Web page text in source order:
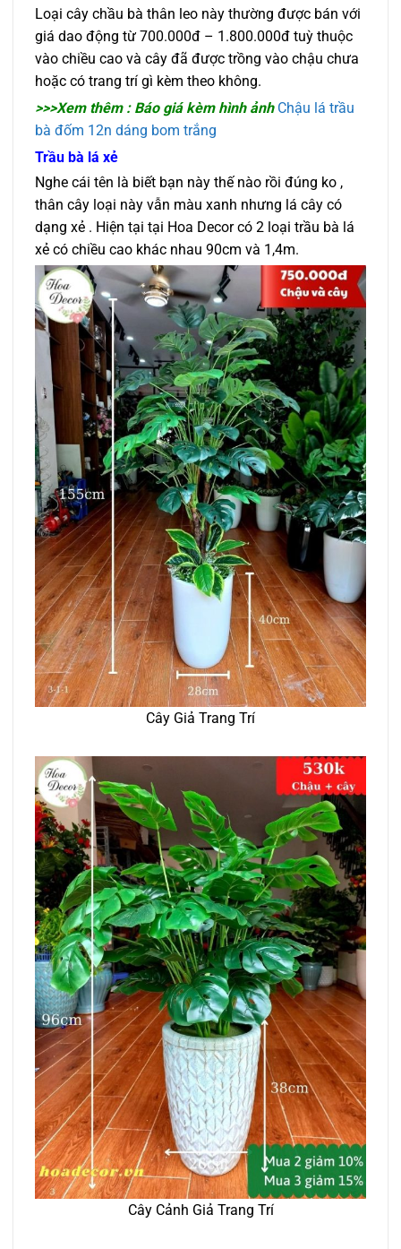
Loại cây chầu bà thân leo này thường được bán với
giá dao động từ 700.000đ – 1.800.000đ tuỳ thuộc
vào chiều cao và cây đã được trồng vào chậu chưa
hoặc có trang trí gì kèm theo không.
>>>Xem thêm : Báo giá kèm hình ảnh Chậu lá trầu
bà đốm 12n dáng bom trắng
Trầu bà lá xẻ
Nghe cái tên là biết bạn này thế nào rồi đúng ko ,
thân cây loại này vẫn màu xanh nhưng lá cây có
dạng xẻ . Hiện tại tại Hoa Decor có 2 loại trầu bà lá
xẻ có chiều cao khác nhau 90cm và 1,4m.
Cây Giả Trang Trí
Cây Cảnh Giả Trang Trí